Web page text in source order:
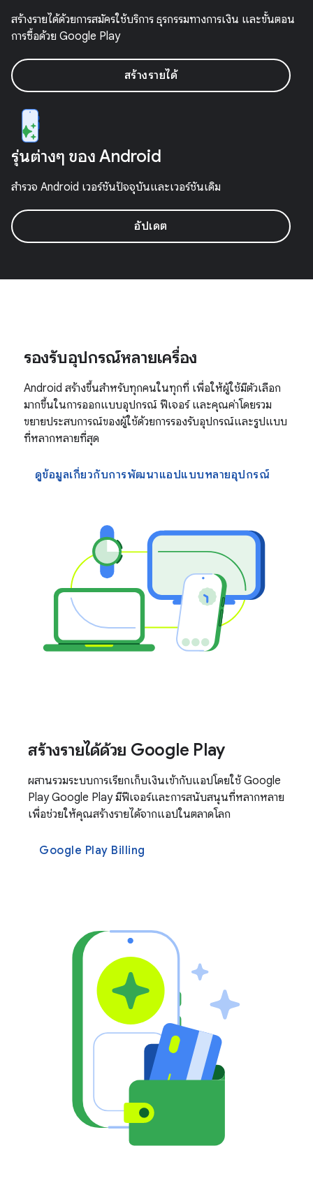
สร้างรายได้ด้วยการสมัครใช้บริการ ธุรกรรมทางการเงิน และขั้นตอน
การซื้อด้วย Google Play
สร้างรายได้
รุ่นต่างๆ ของ Android
สำรวจ Android เวอร์ชันปัจจุบันและเวอร์ชันเดิม
อัปเดต
รองรับอุปกรณ์หลายเครื่อง
Android สร้างขึ้นสำหรับทุกคนในทุกที่ เพื่อให้ผู้ใช้มีตัวเลือก
มากขึ้นในการออกแบบอุปกรณ์ ฟีเจอร์ และคุณค่าโดยรวม
ขยายประสบการณ์ของผู้ใช้ด้วยการรองรับอุปกรณ์และรูปแบบ
ที่หลากหลายที่สุด
ดูข้อมูลเกี่ยวกับการพัฒนาแอปแบบหลายอุปกรณ์
สร้างรายได้ด้วย Google Play
ผสานรวมระบบการเรียกเก็บเงินเข้ากับแอปโดยใช้ Google
Play Google Play มีฟีเจอร์และการสนับสนุนที่หลากหลาย
เพื่อช่วยให้คุณสร้างรายได้จากแอปในตลาดโลก
Google Play Billing